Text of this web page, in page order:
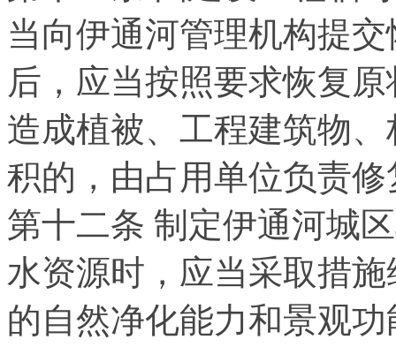
当向伊通河管理机构提
后，应当按照要求恢复原
造成植被、工程建筑物
积的，由占用单位负责
第十二条 制定伊通河城
水资源时，应当采取措
的自然净化能力和景观